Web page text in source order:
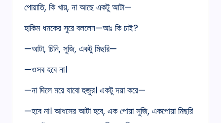
পোয়াতি, কি খায়, না আছে একটু আটা—
হাকিম ধমকের সুরে বললেন—আঃ কি চাই?
—আটা, চিনি, সুজি, একটু মিছরি—
—ওসব হবে না।
—না দিলে মরে যাবো হুজুর। একটু দয়া করে—
—হবে না। আধসের আটা হবে, এক পোয়া সুজি, একপোয়া মিছরি